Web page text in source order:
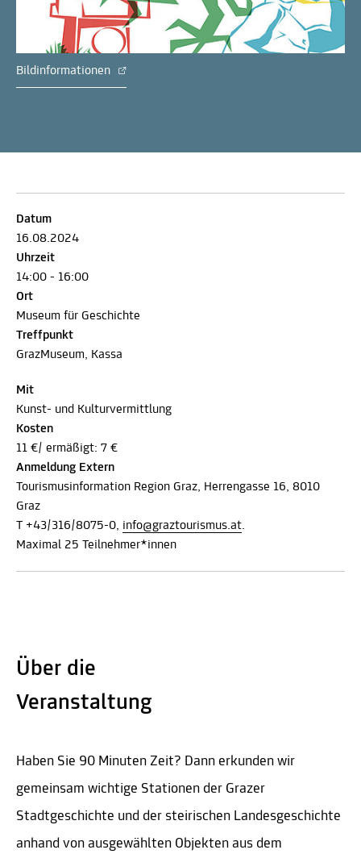
Bildinformationen
Datum
16.08.2024
Uhrzeit
14:00 - 16:00
Ort
Museum für Geschichte
Treffpunkt
GrazMuseum, Kassa
Mit
Kunst- und Kulturvermittlung
Kosten
11 €/ ermäßigt: 7 €
Anmeldung Extern
Tourismusinformation Region Graz, Herrengasse 16, 8010
Graz
T +43/316/8075-0, info@graztourismus.at.
Maximal 25 Teilnehmer*innen
Über die
Veranstaltung
Haben Sie 90 Minuten Zeit? Dann erkunden wir
gemeinsam wichtige Stationen der Grazer
Stadtgeschichte und der steirischen Landesgeschichte
anhand von ausgewählten Objekten aus dem